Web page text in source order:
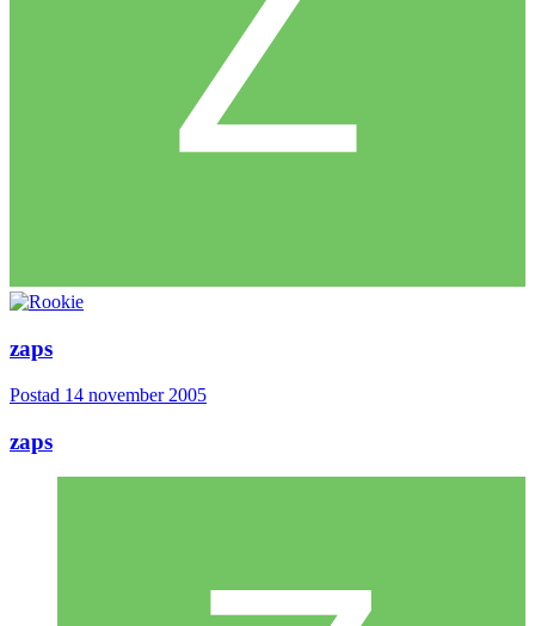
zaps
Postad 14 november 2005
zaps